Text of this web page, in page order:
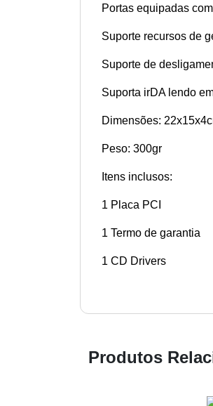
Portas equipadas
Suporte recursos de
Suporte de
Suporta irDA lendo
Dimensões:
Peso: 300gr
Itens inclusos:
1 Placa PCI
1 Termo de garantia
1 CD Drivers
Produtos